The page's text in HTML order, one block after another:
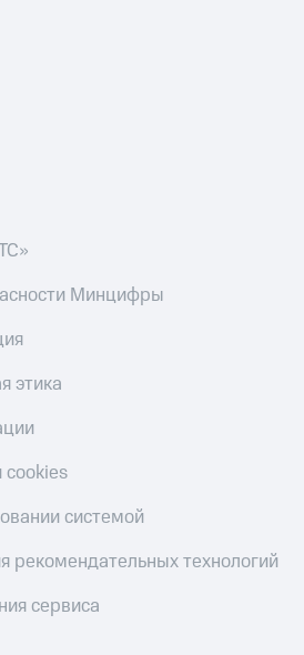
Минцифры
этика
cookies
системой
рекомендательных технологий
сервиса